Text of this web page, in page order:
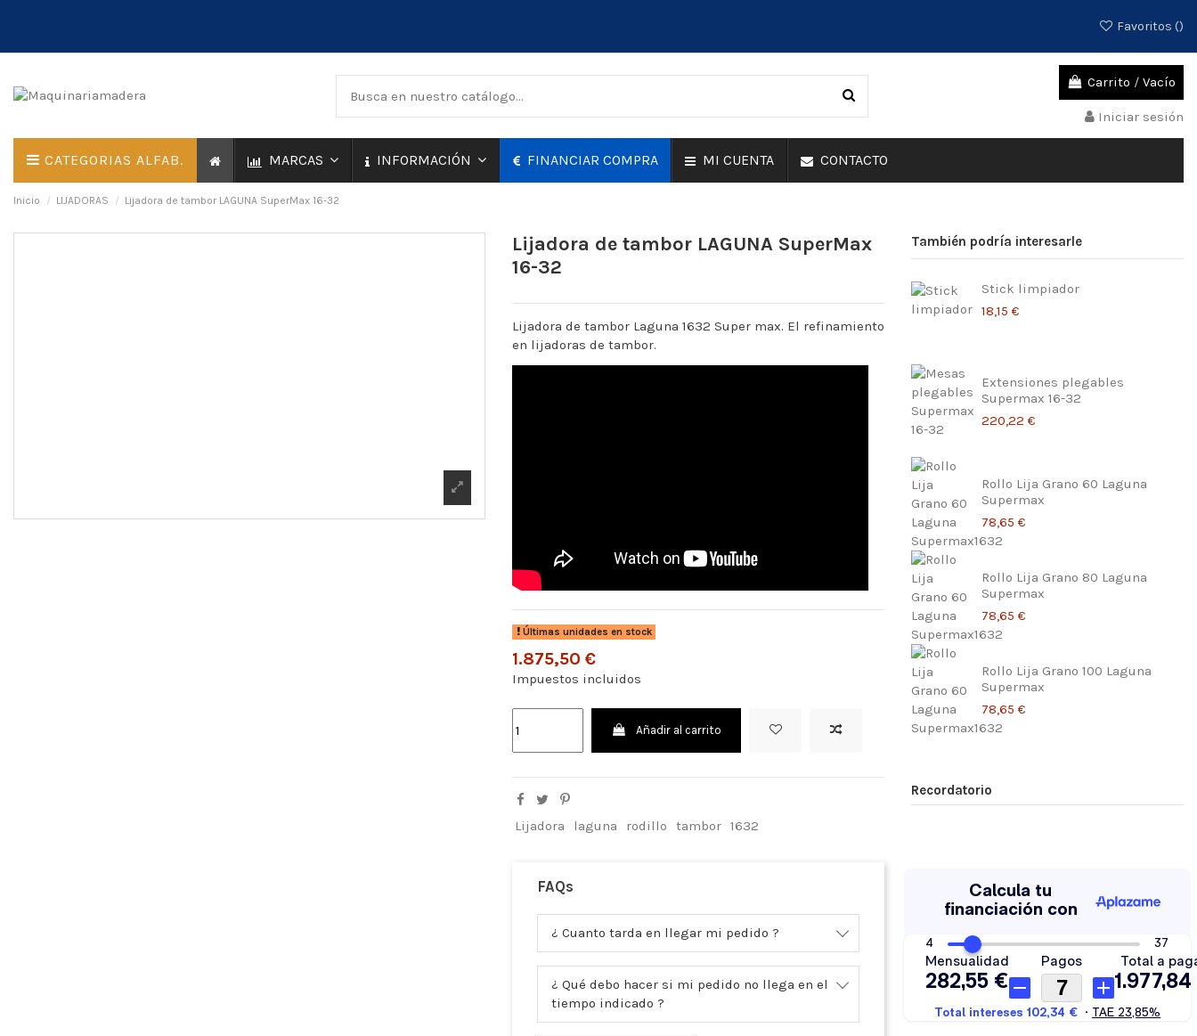
Favoritos ()
Carrito / Vacío
Iniciar sesión
CATEGORIAS ALFAB. MARCAS INFORMACIÓN FINANCIAR COMPRA MI CUENTA CONTACTO
Inicio LIJADORAS Lijadora de tambor LAGUNA SuperMax 16-32
Lijadora de tambor LAGUNA SuperMax
16-32
Lijadora de tambor Laguna 1632 Super max. El refinamiento
en lijadoras de tambor.
Últimas unidades en stock
1.875,50 €
Impuestos incluidos
Añadir al carrito
Lijadora laguna rodillo tambor 1632
FAQs
¿ Cuanto tarda en llegar mi pedido ?
¿ Qué debo hacer si mi pedido no llega en el
tiempo indicado ?
También podría interesarle
Stick limpiador
18,15 €
Extensiones plegables
Supermax 16-32
220,22 €
Rollo Lija Grano 60 Laguna
Supermax
78,65 €
Rollo Lija Grano 80 Laguna
Supermax
78,65 €
Rollo Lija Grano 100 Laguna
Supermax
78,65 €
78,65 €
102,85 €
Recordatorio